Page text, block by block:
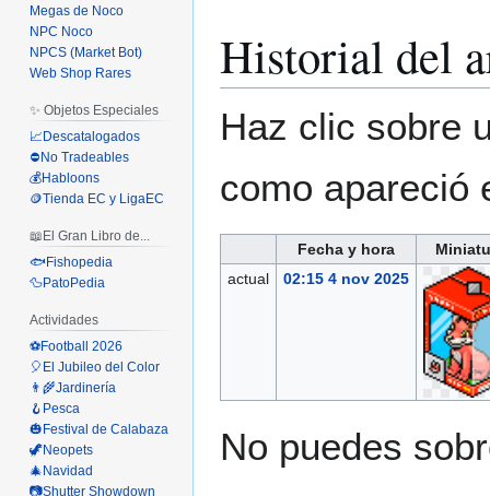
Historial del
Haz clic sobre
como apareció
Fecha y hora
actual
02:15 4 nov 2025
No puedes
Megas de Noco
NPC Noco
NPCS (Market Bot)
Web Shop Rares
✨ Objetos Especiales
📈Descatalogados
⛔No Tradeables
💰Habloons
🪙Tienda EC y LigaEC
📖El Gran Libro de...
🐟Fishopedia
🦆PatoPedia
Actividades
⚽Football 2026
🎈El Jubileo del Color
👨‍🌾Jardinería
🪝Pesca
🎃Festival de Calabaza
🦖Neopets
🎄Navidad
📷Shutter Showdown